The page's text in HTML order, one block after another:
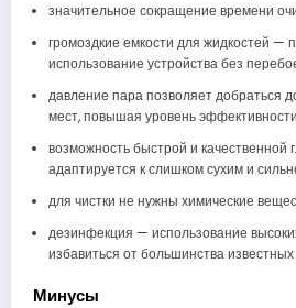
значительное сокращение времени
громоздкие емкости для жидкостей —
использование устройства без
давление пара позволяет добраться
мест, повышая уровень
возможность быстрой и качественной
адаптируется к слишком сухим и
для чистки не нужны химические
дезинфекция — использование
избавиться от большинства
Минусы